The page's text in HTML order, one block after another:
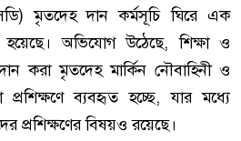
মৃতদেহ দান কর্মসূচি ঘিরে এক
হয়েছে। অভিযোগ উঠেছে, শিক্ষা ও
করা মৃতদেহ মার্কিন নৌবাহিনী ও
প্রশিক্ষণে ব্যবহৃত হচ্ছে, যার মধ্যে
প্রশিক্ষণের বিষয়ও রয়েছে।